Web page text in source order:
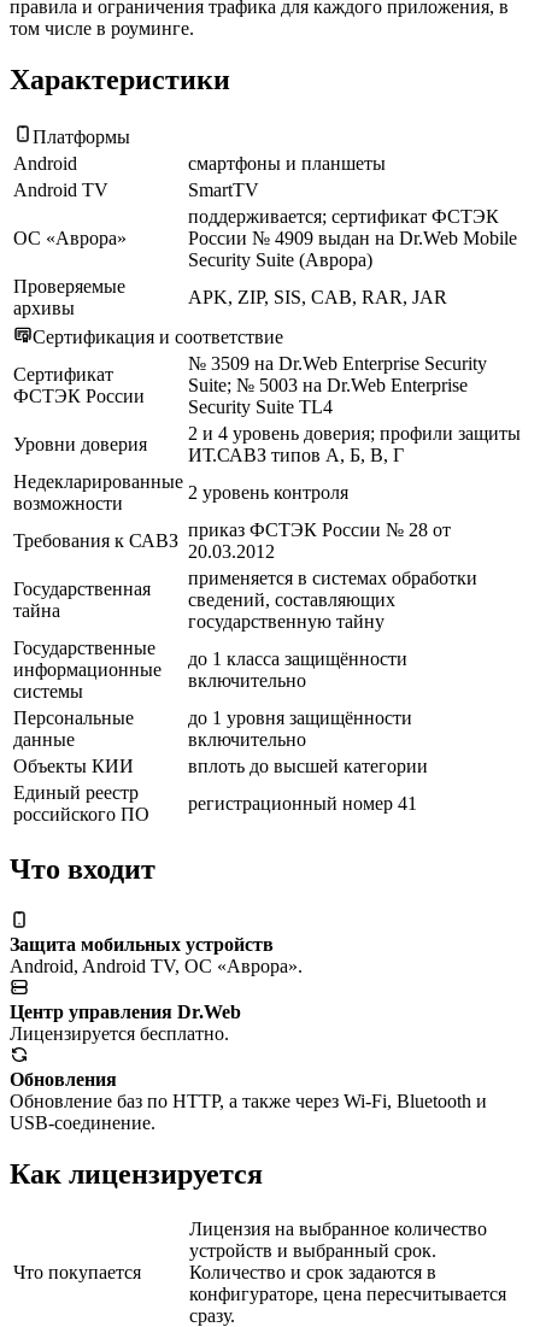
правила и ограничения трафика для каждого приложения, в
том числе в роуминге.
Характеристики
Платформы
Android
смартфоны и планшеты
Android TV
SmartTV
ОС «Аврора»
поддерживается; сертификат ФСТЭК
России № 4909 выдан на Dr.Web Mobile
Security Suite (Аврора)
Проверяемые
архивы
APK, ZIP, SIS, CAB, RAR, JAR
Сертификация и соответствие
Сертификат
ФСТЭК России
№ 3509 на Dr.Web Enterprise Security
Suite; № 5003 на Dr.Web Enterprise
Security Suite TL4
Уровни доверия
2 и 4 уровень доверия; профили защиты
ИТ.САВЗ типов А, Б, В, Г
Недекларированные
возможности
2 уровень контроля
Требования к САВЗ
приказ ФСТЭК России № 28 от
20.03.2012
Государственная
тайна
применяется в системах обработки
сведений, составляющих
государственную тайну
Государственные
информационные
системы
до 1 класса защищённости
включительно
Персональные
данные
до 1 уровня защищённости
включительно
Объекты КИИ
вплоть до высшей категории
Единый реестр
российского ПО
регистрационный номер 41
Что входит
Защита мобильных устройств
Android, Android TV, ОС «Аврора».
Центр управления Dr.Web
Лицензируется бесплатно.
Обновления
Обновление баз по HTTP, а также через Wi-Fi, Bluetooth и
USB-соединение.
Как лицензируется
Что покупается
Лицензия на выбранное количество
устройств и выбранный срок.
Количество и срок задаются в
конфигураторе, цена пересчитывается
сразу.